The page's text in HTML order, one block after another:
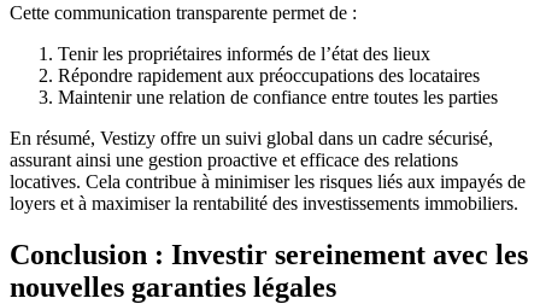
Cette communication transparente permet de :
Tenir les propriétaires informés de l’état des lieux
Répondre rapidement aux préoccupations des locataires
Maintenir une relation de confiance entre toutes les parties
En résumé, Vestizy offre un suivi global dans un cadre sécurisé,
assurant ainsi une gestion proactive et efficace des relations
locatives. Cela contribue à minimiser les risques liés aux impayés de
loyers et à maximiser la rentabilité des investissements immobiliers.
Conclusion : Investir sereinement avec les
nouvelles garanties légales